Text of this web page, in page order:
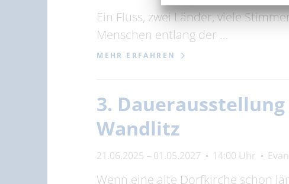
Ein Fluss, zwei Länder, viele
Menschen entlang der …
MEHR ERFAHREN
3.
Wandlitz
21.06.2025 – 01.05.2027 14:00 Uhr
Wenn eine alte Dorfkirche schon